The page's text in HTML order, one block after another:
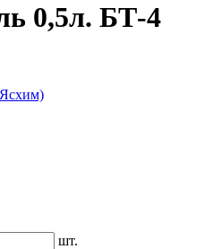
0,5л. БТ-4
шт.